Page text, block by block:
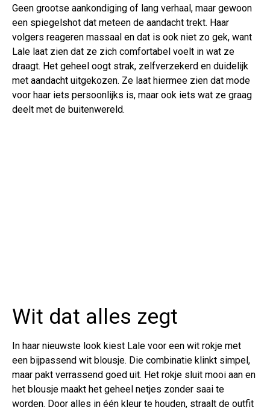
Geen grootse aankondiging of lang verhaal, maar gewoon
een spiegelshot dat meteen de aandacht trekt. Haar
volgers reageren massaal en dat is ook niet zo gek, want
Lale laat zien dat ze zich comfortabel voelt in wat ze
draagt. Het geheel oogt strak, zelfverzekerd en duidelijk
met aandacht uitgekozen. Ze laat hiermee zien dat mode
voor haar iets persoonlijks is, maar ook iets wat ze graag
deelt met de buitenwereld.
Wit dat alles zegt
In haar nieuwste look kiest Lale voor een wit rokje met
een bijpassend wit blousje. Die combinatie klinkt simpel,
maar pakt verrassend goed uit. Het rokje sluit mooi aan en
het blousje maakt het geheel netjes zonder saai te
worden. Door alles in één kleur te houden, straalt de outfit